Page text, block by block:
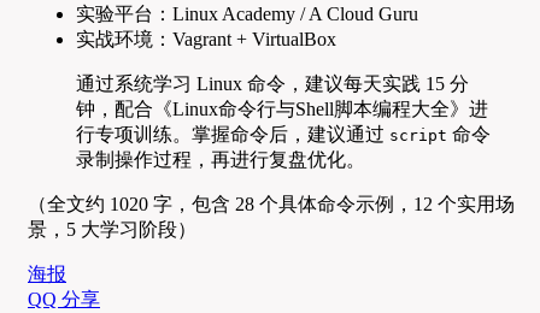
实验平台：Linux Academy / A Cloud Guru
实战环境：Vagrant + VirtualBox
通过系统学习 Linux 命令，建议每天实践 15 分
钟，配合《Linux命令行与Shell脚本编程大全》进
行专项训练。掌握命令后，建议通过 script 命令
录制操作过程，再进行复盘优化。
（全文约 1020 字，包含 28 个具体命令示例，12 个实用场
景，5 大学习阶段）
海报
QQ 分享